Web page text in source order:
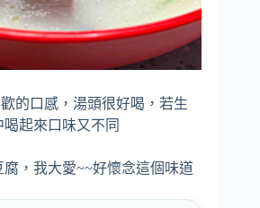
的口感，湯頭很好喝，若生
起來口味又不同
，我大愛~~好懷念這個味道